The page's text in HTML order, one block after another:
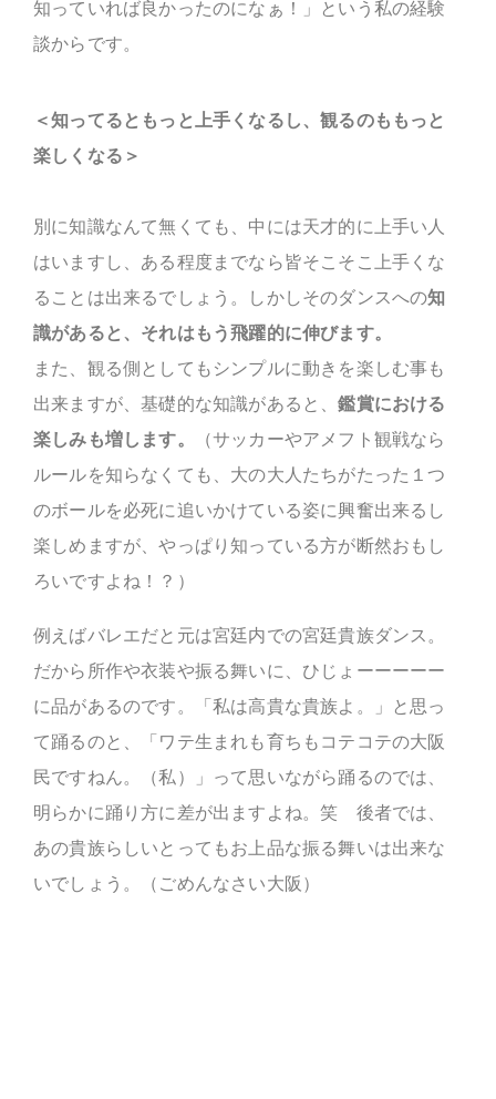
知っていれば良かったのになぁ！」という私の経験
談からです。
＜知ってるともっと上手くなるし、観るのももっと
楽しくなる＞
別に知識なんて無くても、中には天才的に上手い人
はいますし、ある程度までなら皆そこそこ上手くな
ることは出来るでしょう。しかしそのダンスへの知
識があると、それはもう飛躍的に伸びます。
また、観る側としてもシンプルに動きを楽しむ事も
出来ますが、基礎的な知識があると、鑑賞における
楽しみも増します。
（サッカーやアメフト観戦なら
ルールを知らなくても、大の大人たちがたった１つ
のボールを必死に追いかけている姿に興奮出来るし
楽しめますが、やっぱり知っている方が断然おもし
ろいですよね！？）
例えばバレエだと元は宮廷内での宮廷貴族ダンス。
だから所作や衣装や振る舞いに、ひじょーーーーー
に品があるのです。「私は高貴な貴族よ。」と思っ
て踊るのと、「ワテ生まれも育ちもコテコテの大阪
民ですねん。（私）」って思いながら踊るのでは、
明らかに踊り方に差が出ますよね。笑 後者では、
あの貴族らしいとってもお上品な振る舞いは出来な
いでしょう。（ごめんなさい大阪）